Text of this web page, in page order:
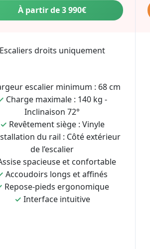
À partir de 3 990€
Escaliers droits uniquement
escalier minimum : 68 cm
Charge maximale : 140 kg -
Inclinaison 72°
✓ Revêtement siège : Vinyle
du rail : Côté extérieur
de l’escalier
spacieuse et confortable
Accoudoirs longs et affinés
Repose-pieds ergonomique
✓ Interface intuitive